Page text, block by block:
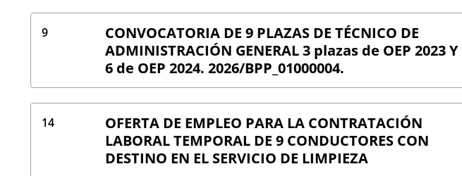
9
CONVOCATORIA DE 9 PLAZAS DE TÉCNICO DE
ADMINISTRACIÓN GENERAL 3 plazas de OEP 2023 Y
6 de OEP 2024. 2026/BPP_01000004.
14
OFERTA DE EMPLEO PARA LA CONTRATACIÓN
LABORAL TEMPORAL DE 9 CONDUCTORES CON
DESTINO EN EL SERVICIO DE LIMPIEZA